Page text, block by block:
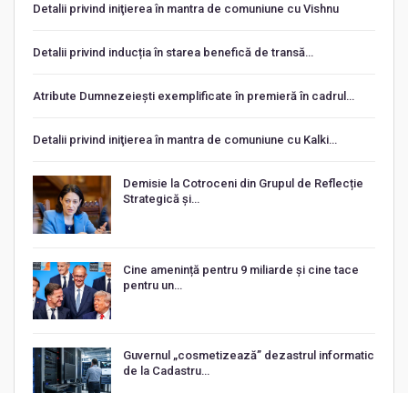
Detalii privind iniţierea în mantra de comuniune cu Vishnu
Detalii privind inducția în starea benefică de transă…
Atribute Dumnezeiești exemplificate în premieră în cadrul…
Detalii privind iniţierea în mantra de comuniune cu Kalki…
Demisie la Cotroceni din Grupul de Reflecție
Strategică și…
Cine amenință pentru 9 miliarde și cine tace
pentru un…
Guvernul „cosmetizează” dezastrul informatic
de la Cadastru…